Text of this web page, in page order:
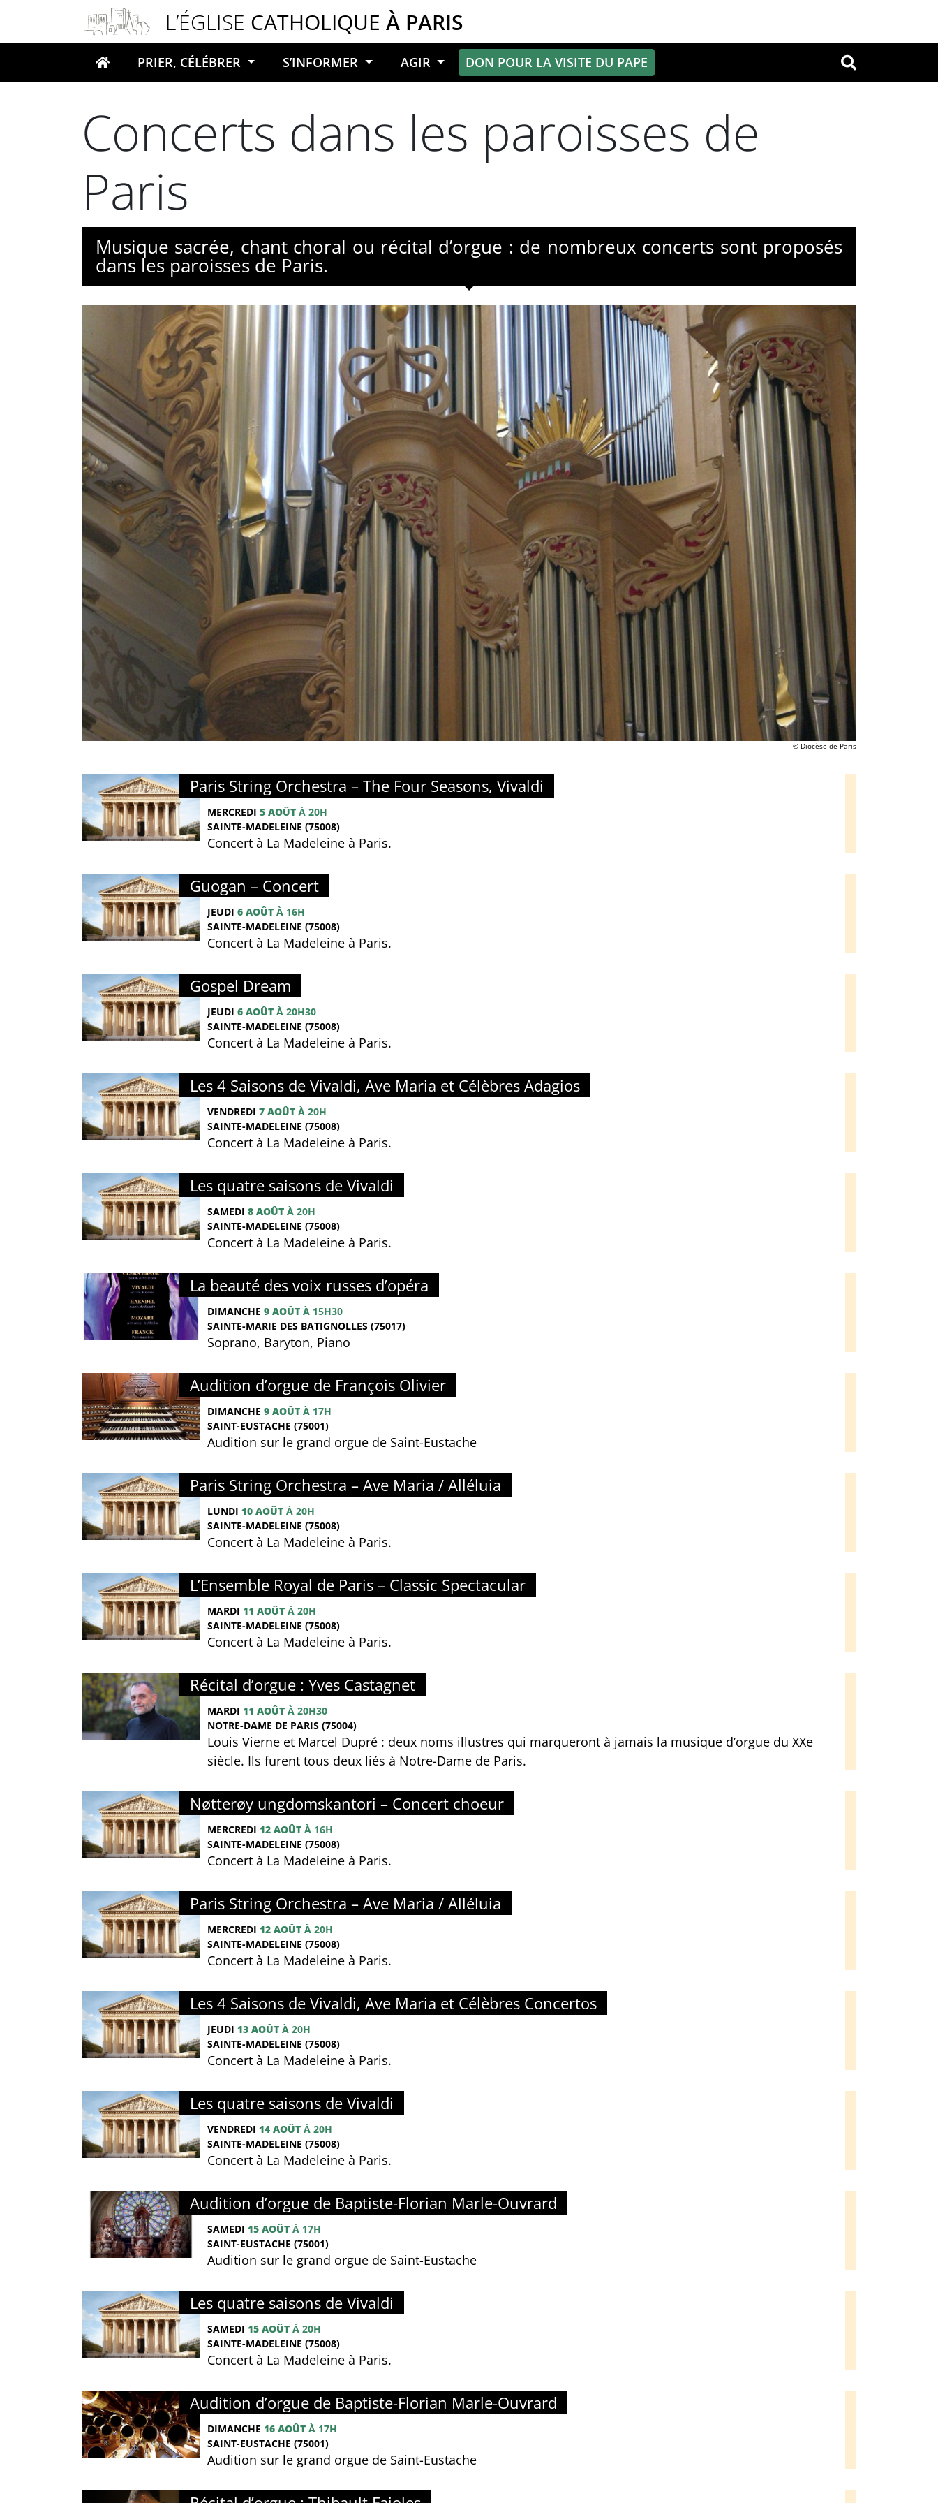
L’ÉGLISE CATHOLIQUE À PARIS
Votre recherche OK
PRIER, CÉLÉBRER S’INFORMER AGIR DON POUR LA VISITE DU PAPE
Concerts dans les paroisses de
Paris
Musique sacrée, chant choral ou récital d’orgue : de nombreux concerts sont proposés
dans les paroisses de Paris.
© Diocèse de Paris
Paris String Orchestra – The Four Seasons, Vivaldi
MERCREDI 5 AOÛT À 20H
SAINTE-MADELEINE (75008)
Concert à La Madeleine à Paris.
Guogan – Concert
JEUDI 6 AOÛT À 16H
SAINTE-MADELEINE (75008)
Concert à La Madeleine à Paris.
Gospel Dream
JEUDI 6 AOÛT À 20H30
SAINTE-MADELEINE (75008)
Concert à La Madeleine à Paris.
Les 4 Saisons de Vivaldi, Ave Maria et Célèbres Adagios
VENDREDI 7 AOÛT À 20H
SAINTE-MADELEINE (75008)
Concert à La Madeleine à Paris.
Les quatre saisons de Vivaldi
SAMEDI 8 AOÛT À 20H
SAINTE-MADELEINE (75008)
Concert à La Madeleine à Paris.
La beauté des voix russes d’opéra
DIMANCHE 9 AOÛT À 15H30
SAINTE-MARIE DES BATIGNOLLES (75017)
Soprano, Baryton, Piano
Audition d’orgue de François Olivier
DIMANCHE 9 AOÛT À 17H
SAINT-EUSTACHE (75001)
Audition sur le grand orgue de Saint-Eustache
Paris String Orchestra – Ave Maria / Alléluia
LUNDI 10 AOÛT À 20H
SAINTE-MADELEINE (75008)
Concert à La Madeleine à Paris.
L’Ensemble Royal de Paris – Classic Spectacular
MARDI 11 AOÛT À 20H
SAINTE-MADELEINE (75008)
Concert à La Madeleine à Paris.
Récital d’orgue : Yves Castagnet
MARDI 11 AOÛT À 20H30
NOTRE-DAME DE PARIS (75004)
Louis Vierne et Marcel Dupré : deux noms illustres qui marqueront à jamais la musique d’orgue du XXe
siècle. Ils furent tous deux liés à Notre-Dame de Paris.
Nøtterøy ungdomskantori – Concert choeur
MERCREDI 12 AOÛT À 16H
SAINTE-MADELEINE (75008)
Concert à La Madeleine à Paris.
Paris String Orchestra – Ave Maria / Alléluia
MERCREDI 12 AOÛT À 20H
SAINTE-MADELEINE (75008)
Concert à La Madeleine à Paris.
Les 4 Saisons de Vivaldi, Ave Maria et Célèbres Concertos
JEUDI 13 AOÛT À 20H
SAINTE-MADELEINE (75008)
Concert à La Madeleine à Paris.
Les quatre saisons de Vivaldi
VENDREDI 14 AOÛT À 20H
SAINTE-MADELEINE (75008)
Concert à La Madeleine à Paris.
Audition d’orgue de Baptiste-Florian Marle-Ouvrard
SAMEDI 15 AOÛT À 17H
SAINT-EUSTACHE (75001)
Audition sur le grand orgue de Saint-Eustache
Les quatre saisons de Vivaldi
SAMEDI 15 AOÛT À 20H
SAINTE-MADELEINE (75008)
Concert à La Madeleine à Paris.
Audition d’orgue de Baptiste-Florian Marle-Ouvrard
DIMANCHE 16 AOÛT À 17H
SAINT-EUSTACHE (75001)
Audition sur le grand orgue de Saint-Eustache
Panneau de gestion des cookies